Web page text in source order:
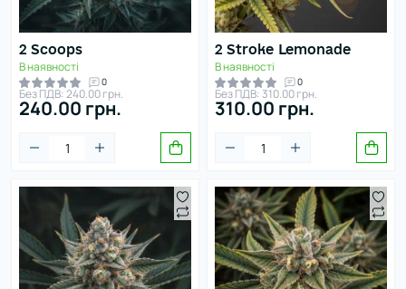
2 Scoops
В наявності
0
Без ПДВ: 240.00 грн.
240.00 грн.
2 Stroke Lemonade
В наявності
0
Без ПДВ: 310.00 грн.
310.00 грн.